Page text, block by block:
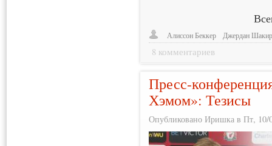
Алиссон Беккер Джердан
8 комментариев
Пресс-
Хэмом»: Тезисы
Опубликовано Иришка в Пт, 10/